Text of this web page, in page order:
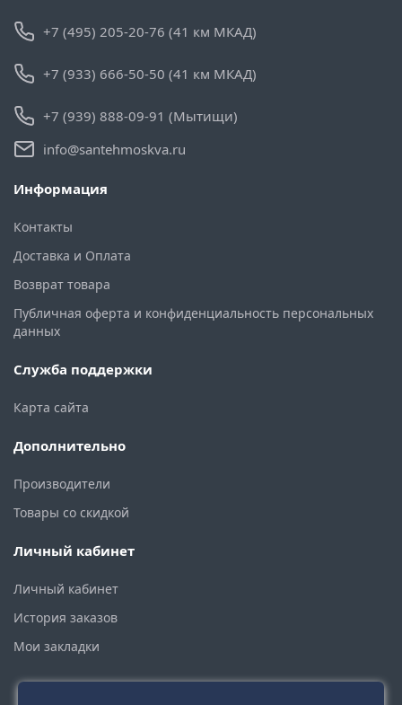
+7 (495) 205-20-76 (41 км МКАД)
+7 (933) 666-50-50 (41 км МКАД)
+7 (939) 888-09-91 (Мытищи)
info@santehmoskva.ru
Информация
Контакты
Доставка и Оплата
Возврат товара
Публичная оферта и конфиденциальность персональных
данных
Служба поддержки
Карта сайта
Дополнительно
Производители
Товары со скидкой
Личный кабинет
Личный кабинет
История заказов
Мои закладки